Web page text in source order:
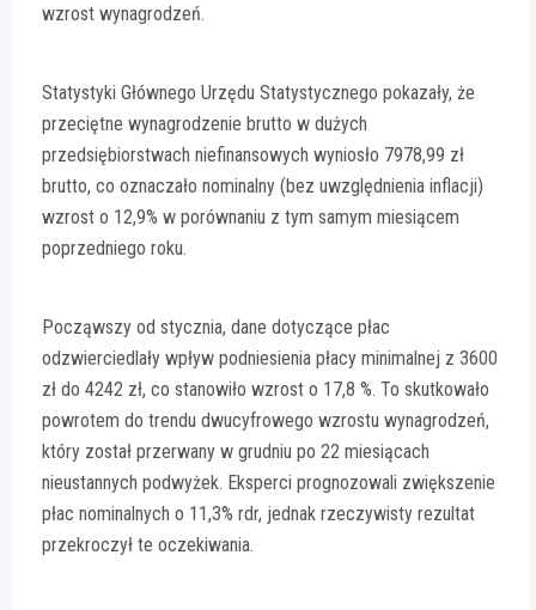
wzrost wynagrodzeń.
Statystyki Głównego Urzędu Statystycznego pokazały, że
przeciętne wynagrodzenie brutto w dużych
przedsiębiorstwach niefinansowych wyniosło 7978,99 zł
brutto, co oznaczało nominalny (bez uwzględnienia inflacji)
wzrost o 12,9% w porównaniu z tym samym miesiącem
poprzedniego roku.
Począwszy od stycznia, dane dotyczące płac
odzwierciedlały wpływ podniesienia płacy minimalnej z 3600
zł do 4242 zł, co stanowiło wzrost o 17,8 %. To skutkowało
powrotem do trendu dwucyfrowego wzrostu wynagrodzeń,
który został przerwany w grudniu po 22 miesiącach
nieustannych podwyżek. Eksperci prognozowali zwiększenie
płac nominalnych o 11,3% rdr, jednak rzeczywisty rezultat
przekroczył te oczekiwania.